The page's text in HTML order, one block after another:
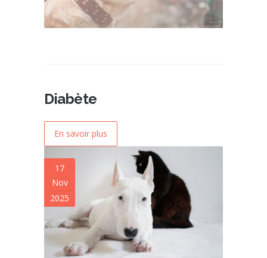
Diabète
En savoir plus
17
Nov
2025